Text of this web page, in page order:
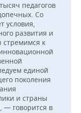
педагогов
Со
условия,
развития и
к
единой
поколения
и страны
— говорится в